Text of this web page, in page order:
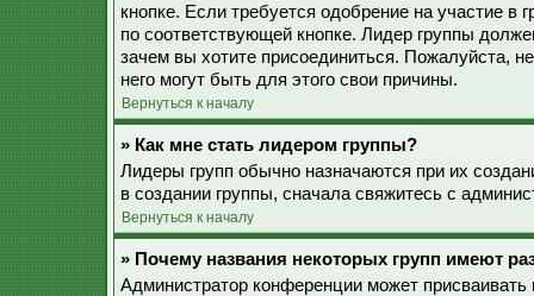
кнопке. Если требуется одобрение на участие в
по соответствующей кнопке. Лидер группы
зачем вы хотите присоединиться. Пожалуйста,
него могут быть для этого свои причины.
Вернуться к началу
» Как мне стать лидером группы?
Лидеры групп обычно назначаются при их
в создании группы, сначала свяжитесь с
Вернуться к началу
» Почему названия некоторых групп имеют
Администратор конференции может